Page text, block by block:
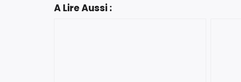
A Lire Aussi :